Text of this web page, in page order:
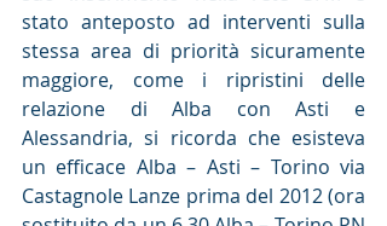
stato anteposto ad interventi sulla
stessa area di priorità sicuramente
maggiore, come i ripristini delle
relazione di Alba con Asti e
Alessandria, si ricorda che esisteva
un efficace Alba – Asti – Torino via
Castagnole Lanze prima del 2012 (ora